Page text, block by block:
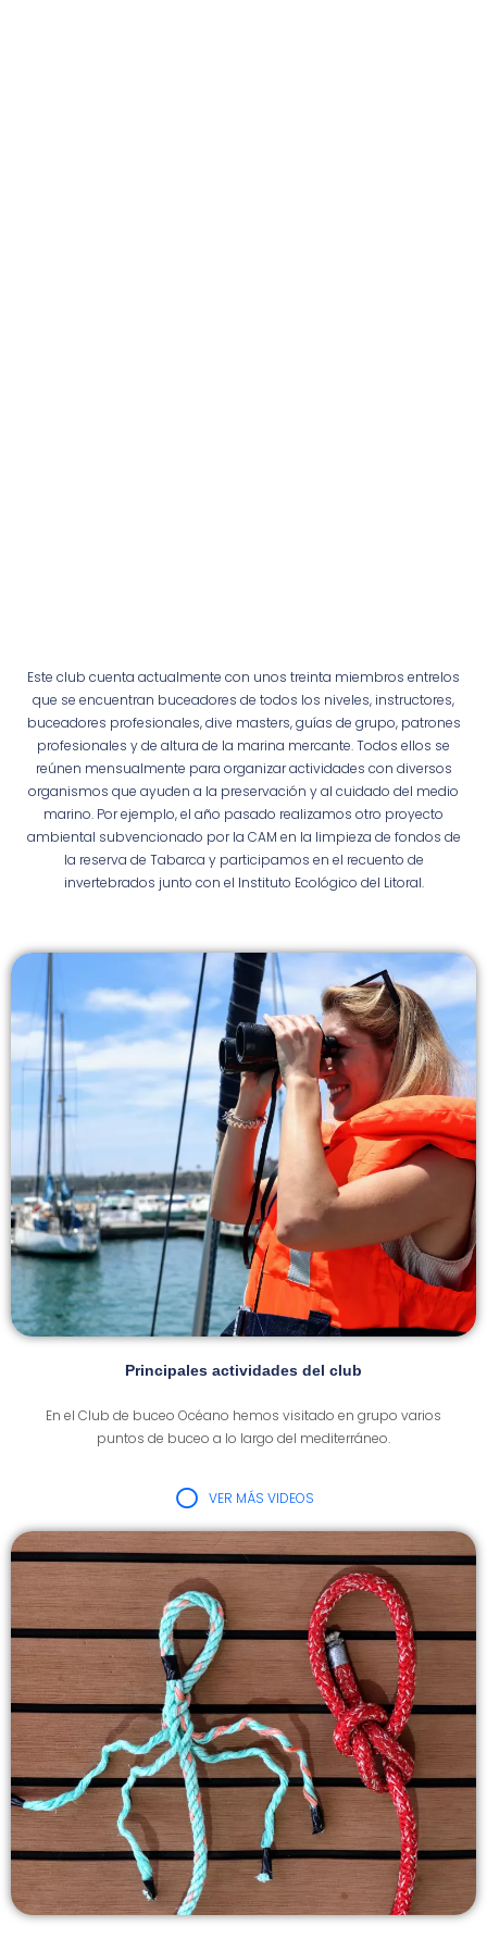
Este club cuenta actualmente con unos treinta miembros entrelos
que se encuentran buceadores de todos los niveles, instructores,
buceadores profesionales, dive masters, guías de grupo, patrones
profesionales y de altura de la marina mercante. Todos ellos se
reúnen mensualmente para organizar actividades con diversos
organismos que ayuden a la preservación y al cuidado del medio
marino. Por ejemplo, el año pasado realizamos otro proyecto
ambiental subvencionado por la CAM en la limpieza de fondos de
la reserva de Tabarca y participamos en el recuento de
invertebrados junto con el Instituto Ecológico del Litoral.
Principales actividades del club
En el Club de buceo Océano hemos visitado en grupo varios
puntos de buceo a lo largo del mediterráneo.
VER MÁS VIDEOS